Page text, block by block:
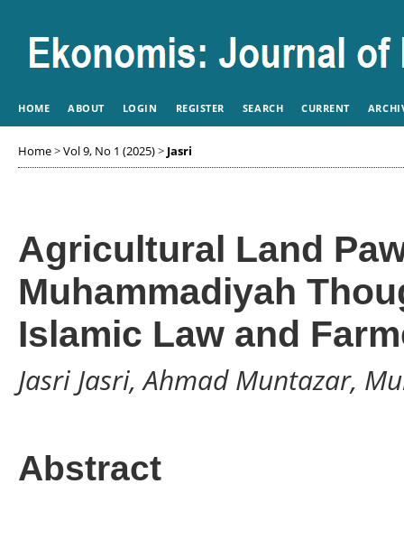
HOME ABOUT LOGIN REGISTER SEARCH CURRENT
Home>Vol 9, No 1 (2025)> Jasri
Agricultural Land
Muhammadiyah
Islamic Law and
Jasri Jasri, Ahmad Muntazar,
Abstract